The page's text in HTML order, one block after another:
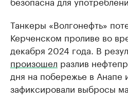
Танкеры «Волгонефть»
Керченском проливе во
декабря 2024 года. В
произошел разлив
дня на побережье в
зафиксировали выбросы